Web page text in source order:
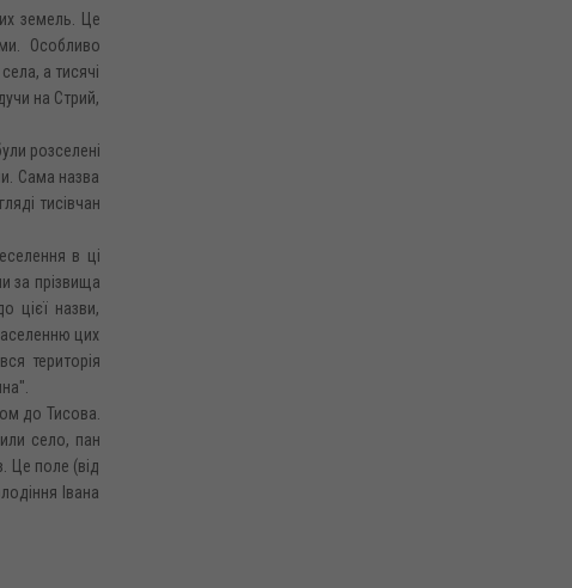
земель. Це
Особливо
а тисячі
на Стрий,
розселені
Сама назва
тисівчан
в ці
за прізвища
цієї назви,
цих
територія
до Тисова.
село, пан
Це поле (від
Івана